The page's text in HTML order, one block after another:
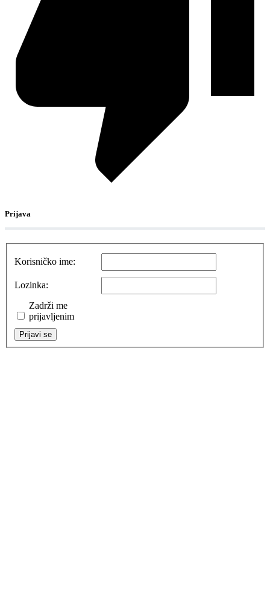
Prijava
Korisničko ime:
Lozinka:
Zadrži me
prijavljenim
Prijavi se